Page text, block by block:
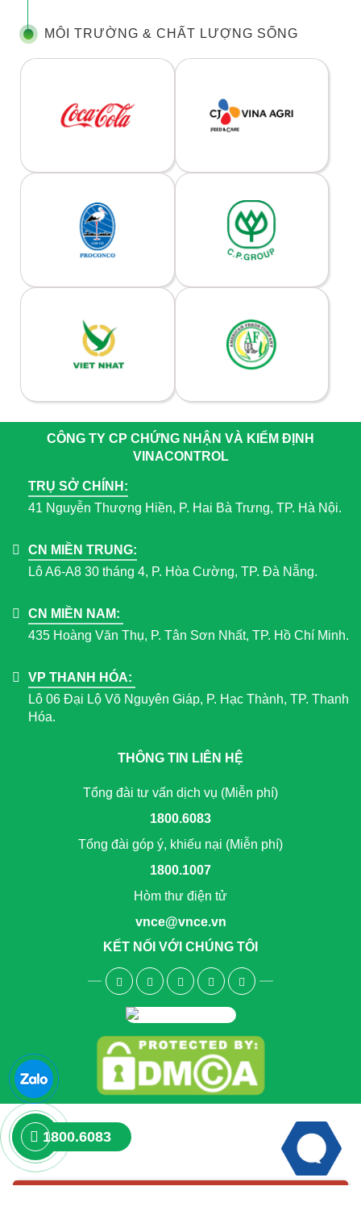
MÔI TRƯỜNG & CHẤT LƯỢNG SỐNG
CÔNG TY CP CHỨNG NHẬN VÀ KIỂM ĐỊNH
VINACONTROL
TRỤ SỞ CHÍNH:
41 Nguyễn Thượng Hiền, P. Hai Bà Trưng, TP. Hà Nội.
CN MIỀN TRUNG:
Lô A6-A8 30 tháng 4, P. Hòa Cường, TP. Đà Nẵng.
CN MIỀN NAM:
435 Hoàng Văn Thụ, P. Tân Sơn Nhất, TP. Hồ Chí Minh.
VP THANH HÓA:
Lô 06 Đại Lộ Võ Nguyên Giáp, P. Hạc Thành, TP. Thanh
Hóa.
THÔNG TIN LIÊN HỆ
Tổng đài tư vấn dịch vụ (Miễn phí)
1800.6083
Tổng đài góp ý, khiếu nại (Miễn phí)
1800.1007
Hòm thư điện tử
vnce@vnce.vn
KẾT NỐI VỚI CHÚNG TÔI
1800.6083